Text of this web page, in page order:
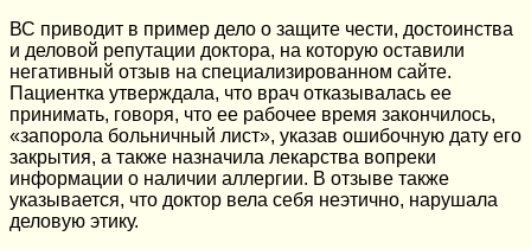
ВС приводит в пример дело о защите чести, достоинства
и деловой репутации доктора, на которую оставили
негативный отзыв на специализированном сайте.
Пациентка утверждала, что врач отказывалась ее
принимать, говоря, что ее рабочее время закончилось,
«запорола больничный лист», указав ошибочную дату его
закрытия, а также назначила лекарства вопреки
информации о наличии аллергии. В отзыве также
указывается, что доктор вела себя неэтично, нарушала
деловую этику.